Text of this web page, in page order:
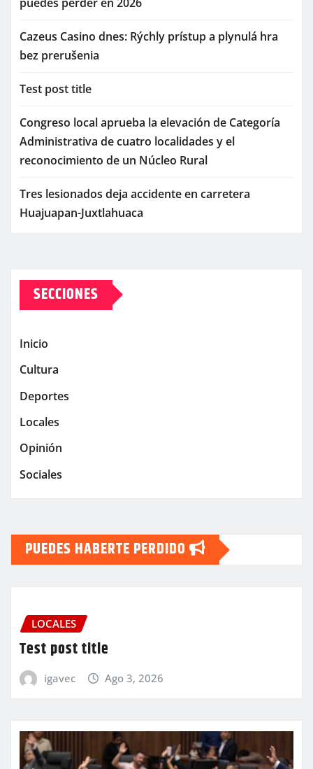
Cazeus Casino dnes: Rýchly prístup a plynulá hra
bez prerušenia
Test post title
Congreso local aprueba la elevación de Categoría
Administrativa de cuatro localidades y el
reconocimiento de un Núcleo Rural
Tres lesionados deja accidente en carretera
Huajuapan-Juxtlahuaca
SECCIONES
Inicio
Cultura
Deportes
Locales
Opinión
Sociales
PUEDES HABERTE PERDIDO
LOCALES
Test post title
igavec Ago 3, 2026